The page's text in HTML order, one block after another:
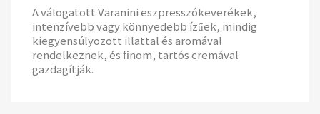
A válogatott Varanini eszpresszókeverékek,
intenzívebb vagy könnyedebb ízűek, mindig
kiegyensúlyozott illattal és aromával
rendelkeznek, és finom, tartós cremával
gazdagítják.